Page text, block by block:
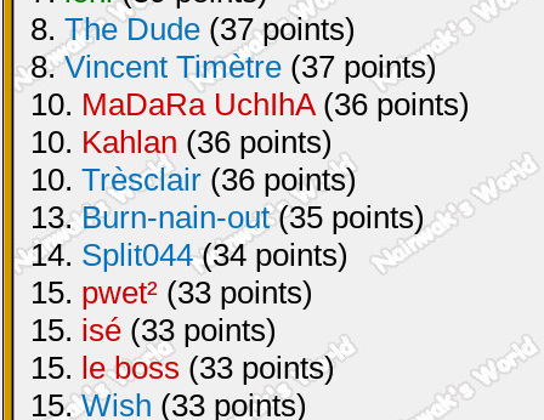
8. The Dude (37 points)
8.Vincent Timètre (37 points)
10. MaDaRa UchIhA(36 points)
10. Kahlan (36 points)
10. Trèsclair (36 points)
13.Burn-nain-out(35 points)
14. Split044(34 points)
15. pwet² (33 points)
15. isé (33 points)
15. le boss (33 points)
15.Wish (33 points)